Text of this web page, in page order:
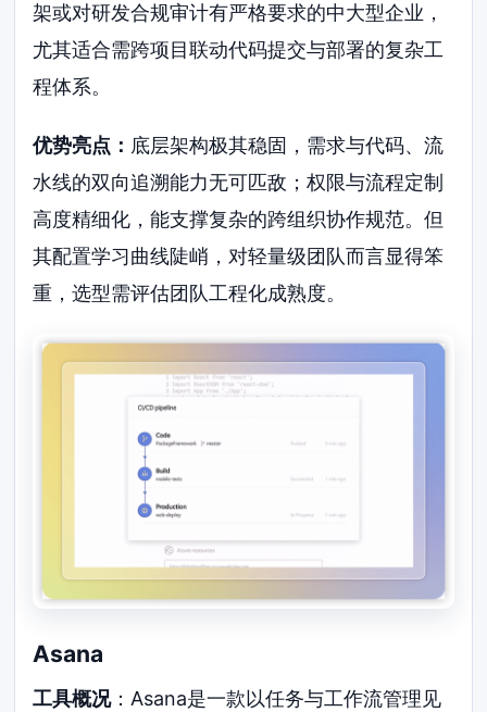
架或对研发合规审计有严格要求的中大型企业，
尤其适合需跨项目联动代码提交与部署的复杂工
程体系。
优势亮点： 底层架构极其稳固，需求与代码、流
水线的双向追溯能力无可匹敌；权限与流程定制
高度精细化，能支撑复杂的跨组织协作规范。但
其配置学习曲线陡峭，对轻量级团队而言显得笨
重，选型需评估团队工程化成熟度。
Asana
工具概况：Asana是一款以任务与工作流管理见